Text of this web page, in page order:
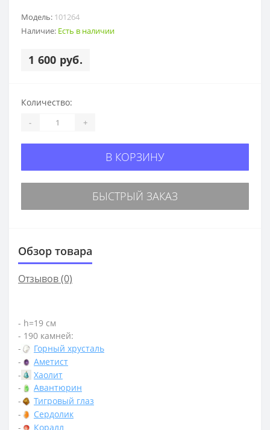
Модель: 101264
Наличие: Есть в наличии
1 600 руб.
Количество:
- +
В КОРЗИНУ
БЫСТРЫЙ ЗАКАЗ
Обзор товара
Отзывов (0)
- h=19 см
- 190 камней:
-
Горный хрусталь
-
Аметист
-
Хаолит
-
Авантюрин
-
Тигровый глаз
-
Сердолик
-
Коралл